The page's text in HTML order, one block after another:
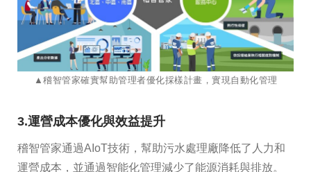
▲稽智管家確實幫助管理者優化採樣計畫，實現自動化管理
3.運營成本優化與效益提升
稽智管家通過AIoT技術，幫助污水處理廠降低了人力和
運營成本，並通過智能化管理減少了能源消耗與排放。